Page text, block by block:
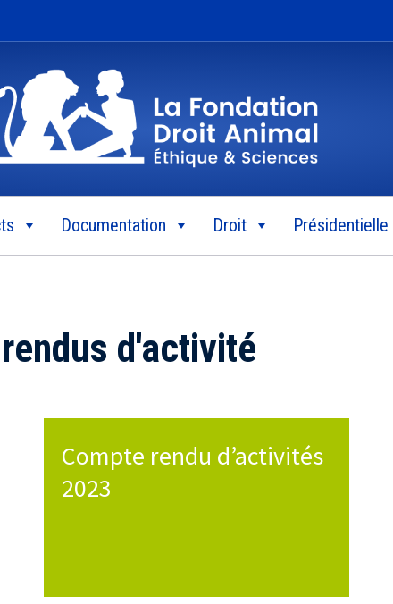
Documentation Droit
d'activité
Compte rendu d’activités
2023